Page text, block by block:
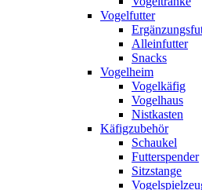
Vogelfutter
Alleinfutter
Snacks
Vogelheim
Vogelkäfig
Vogelhaus
Nistkasten
Käfigzubehör
Schaukel
Futterspender
Sitzstange